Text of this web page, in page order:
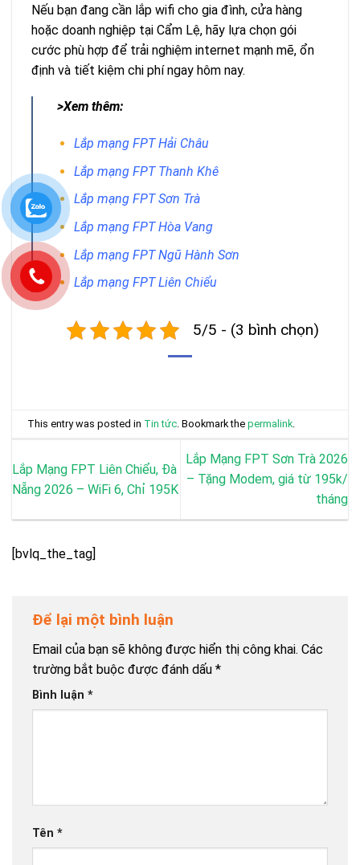
Nếu bạn đang cần lắp wifi cho gia đình, cửa hàng
hoặc doanh nghiệp tại Cẩm Lệ, hãy lựa chọn gói
cước phù hợp để trải nghiệm internet mạnh mẽ, ổn
định và tiết kiệm chi phí ngay hôm nay.
>Xem thêm:
Lắp mạng FPT Hải Châu
Lắp mạng FPT Thanh Khê
Lắp mạng FPT Sơn Trà
Lắp mạng FPT Hòa Vang
Lắp mạng FPT Ngũ Hành Sơn
Lắp mạng FPT Liên Chiểu
5/5 - (3 bình chọn)
This entry was posted in Tin tức . Bookmark thepermalink
Lắp Mạng FPT Liên Chiểu, Đà
Nẵng 2026 – WiFi 6, Chỉ 195K
Lắp Mạng FPT Sơn Trà 2026
– Tặng Modem, giá từ 195k/
tháng
[bvlq_the_tag]
Để lại một bình luận
Email của bạn sẽ không được hiển thị công khai. Các
trường bắt buộc được đánh dấu *
Bình luận *
Tên *